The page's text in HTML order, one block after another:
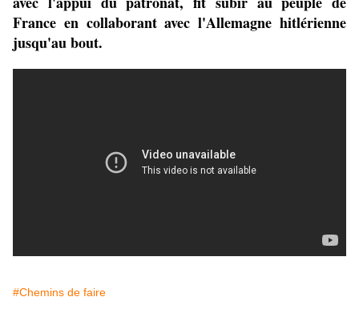
France en collaborant avec l'Allemagne hitlérienne
jusqu'au bout.
#Chemins de faire